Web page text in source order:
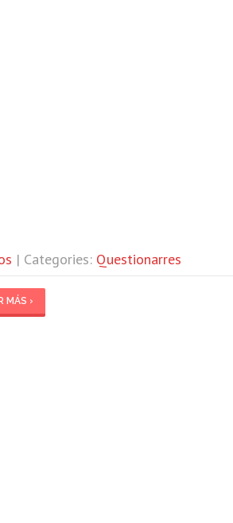
| Categories: Questionarres
MÁS ›